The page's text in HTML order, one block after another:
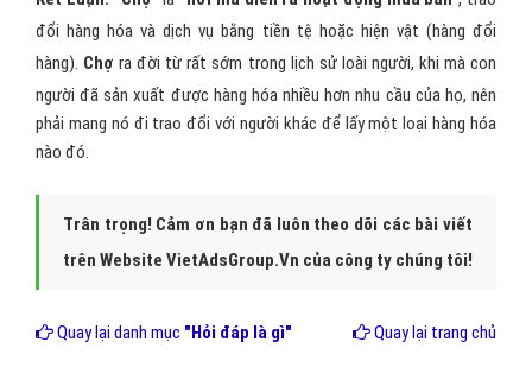
Hình 3: Chức năng chính của Chợ là gì?
Kết Luận: "Chợ"
đổi hàng hóa và dịch vụ bằng tiền tệ hoặc hiện vật (hàng đổi